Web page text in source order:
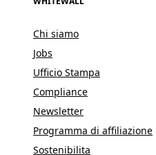
Chi siamo
Jobs
Ufficio Stampa
Compliance
Newsletter
Programma di affiliazione
Sostenibilita